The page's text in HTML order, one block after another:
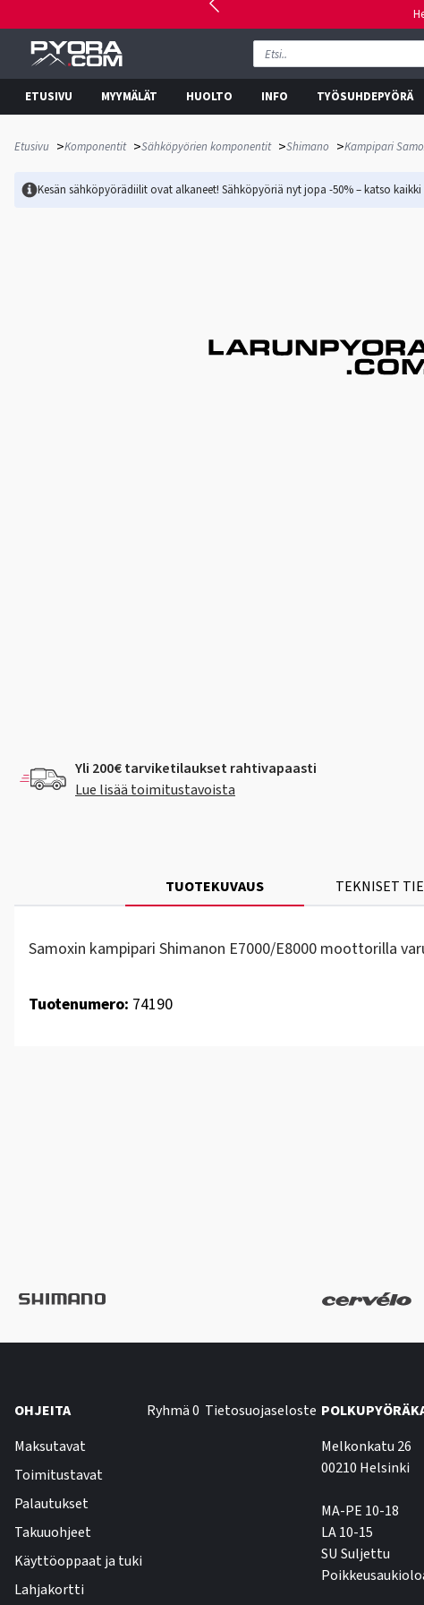
ETUSIVU MYYMÄLÄT HUOLTO INFO TYÖSUHDEPYÖRÄ
Etusivu >Komponentit >Sähköpyörien komponentit >Shimano >Kampipari
Kesän sähköpyörädiilit ovat alkaneet! Sähköpyöriä nyt jopa -50% – katso
Yli 200€ tarviketilaukset rahtivapaasti
Lue lisää toimitustavoista
TUOTEKUVAUS TEKNISET
Samoxin kampipari Shimanon E7000/E8000 moottorilla
Tuotenumero: 74190
OHJEITA
Maksutavat
Toimitustavat
Palautukset
Takuuohjeet
Käyttöoppaat ja tuki
Lahjakortti
Ryhmä 0 Tietosuojaseloste
Melkonkatu 26
00210 Helsinki
MA-PE 10-18
LA 10-15
SU Suljettu